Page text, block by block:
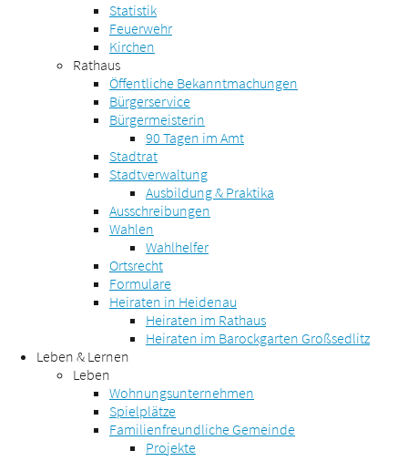
Statistik
Feuerwehr
Kirchen
Rathaus
Öffentliche Bekanntmachungen
Bürgerservice
Bürgermeisterin
90 Tagen im Amt
Stadtrat
Stadtverwaltung
Ausbildung & Praktika
Ausschreibungen
Wahlen
Wahlhelfer
Ortsrecht
Formulare
Heiraten in Heidenau
Heiraten im Rathaus
Heiraten im Barockgarten Großsedlitz
Leben & Lernen
Leben
Wohnungsunternehmen
Spielplätze
Familienfreundliche Gemeinde
Projekte